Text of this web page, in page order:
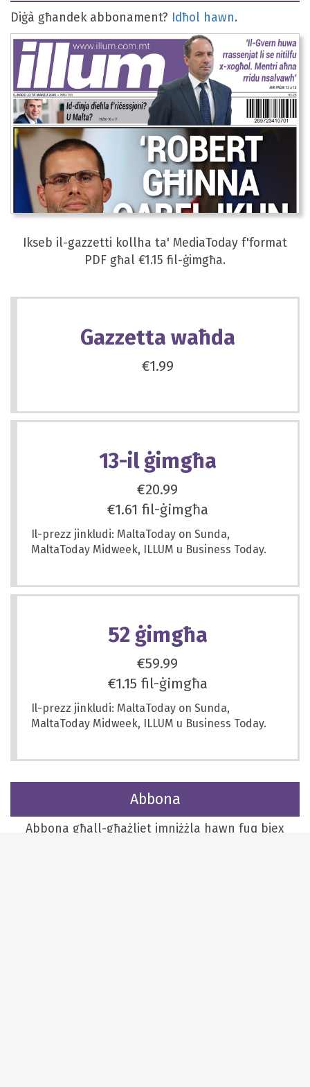
Diġà għandek abbonament? Idħol hawn.
Ikseb il-gazzetti kollha ta' MediaToday f'format
PDF għal €1.15 fil-ġimgħa.
Gazzetta waħda
€1.99
13-il ġimgħa
€20.99
€1.61 fil-ġimgħa
Il-prezz jinkludi: MaltaToday on Sunda,
MaltaToday Midweek, ILLUM u Business Today.
52 ġimgħa
€59.99
€1.15 fil-ġimgħa
Il-prezz jinkludi: MaltaToday on Sunda,
MaltaToday Midweek, ILLUM u Business Today.
Abbona
Abbona għall-għażliet imniżżla hawn fuq biex